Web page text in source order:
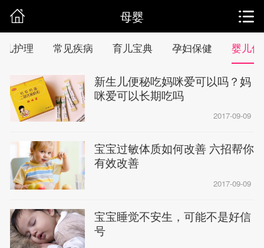
母婴
儿护理 常见疾病 育儿宝典 孕妇保健 婴儿
新生儿便秘吃妈咪爱可以吗？妈
咪爱可以长期吃吗
2017-09-09
宝宝过敏体质如何改善 六招帮你
有效改善
2017-09-09
宝宝睡觉不安生，可能不是好信
号